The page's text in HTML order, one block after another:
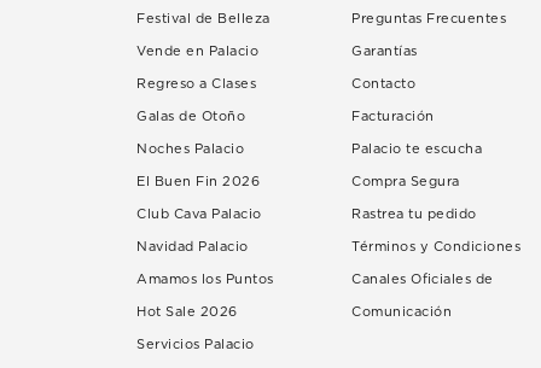
Festival de Belleza
Vende en Palacio
Regreso a Clases
Galas de Otoño
Noches Palacio
El Buen Fin 2026
Club Cava Palacio
Navidad Palacio
Amamos los Puntos
Hot Sale 2026
Servicios Palacio
Preguntas Frecuentes
Garantías
Contacto
Facturación
Palacio te escucha
Compra Segura
Rastrea tu pedido
Términos y Condiciones
Canales Oficiales de
Comunicación